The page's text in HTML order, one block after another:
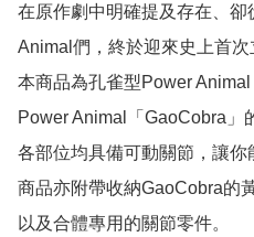
在原作劇中明確提及存在、
Animal們，終於迎來史上首次
本商品為孔雀型Power
Power Animal「GaoCobra」
各部位均具備可動關節，讓你
商品亦附帶收納GaoCobra的
以及合體專用的關節零件。